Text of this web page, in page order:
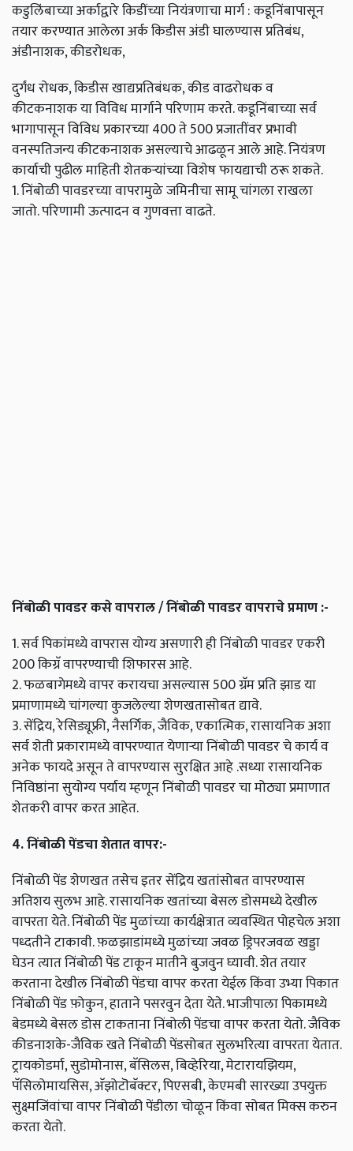
कडुलिंबाच्या अर्काद्वारे किडींच्या नियंत्रणाचा मार्ग : कडूनिंबापासून
तयार करण्यात आलेला अर्क किडीस अंडी घालण्यास प्रतिबंध,
अंडीनाशक, कीडरोधक,
दुर्गंध रोधक, किडीस खाद्यप्रतिबंधक, कीड वाढरोधक व
कीटकनाशक या विविध मार्गाने परिणाम करते. कडूनिंबाच्या सर्व
भागापासून विविध प्रकारच्या 400 ते 500 प्रजातींवर प्रभावी
वनस्पतिजन्य कीटकनाशक असल्याचे आढळून आले आहे. नियंत्रण
कार्याची पुढील माहिती शेतकर्‍यांच्या विशेष फायद्याची ठरू शकते.
1. निंबोळी पावडरच्या वापरामुळे जमिनीचा सामू चांगला राखला
जातो. परिणामी ऊत्पादन व गुणवत्ता वाढते.
निंबोळी पावडर कसे वापराल / निंबोळी पावडर वापराचे प्रमाण :-
1. सर्व पिकांमध्ये वापरास योग्य असणारी ही निंबोळी पावडर एकरी
200 किग्रॅ वापरण्याची शिफारस आहे.
2. फळबागेमध्ये वापर करायचा असल्यास 500 ग्रॅम प्रति झाड या
प्रमाणामध्ये चांगल्या कुजलेल्या शेणखतासोबत द्यावे.
3. सेंद्रिय, रेसिड्यूफ्री, नैसर्गिक, जैविक, एकात्मिक, रासायनिक अशा
सर्व शेती प्रकारामध्ये वापरण्यात येणाऱ्या निंबोळी पावडर चे कार्य व
अनेक फायदे असून ते वापरण्यास सुरक्षित आहे .सध्या रासायनिक
निविष्ठांना सुयोग्य पर्याय म्हणून निंबोळी पावडर चा मोठ्या प्रमाणात
शेतकरी वापर करत आहेत.
4. निंबोळी पेंडचा शेतात वापर:-
निंबोळी पेंड शेणखत तसेच इतर सेंद्रिय खतांसोबत वापरण्यास
अतिशय सुलभ आहे. रासायनिक खतांच्या बेसल डोसमध्ये देखील
वापरता येते. निंबोळी पेंड मुळांच्या कार्यक्षेत्रात व्यवस्थित पोहचेल अशा
पध्दतीने टाकावी. फ़ळझाडांमध्ये मुळांच्या जवळ ड्रिपरजवळ खड्डा
घेउन त्यात निंबोळी पेंड टाकून मातीने बुजवुन घ्यावी. शेत तयार
करताना देखील निंबोळी पेंडचा वापर करता येईल किंवा उभ्या पिकात
निंबोळी पेंड फ़ोकुन, हाताने पसरवुन देता येते. भाजीपाला पिकामध्ये
बेडमध्ये बेसल डोस टाकताना निंबोली पेंडचा वापर करता येतो. जैविक
कीडनाशके-जैविक खते निंबोळी पेंडसोबत सुलभरित्या वापरता येतात.
ट्रायकोडर्मा, सुडोमोनास, बॅसिलस, बिव्हेरिया, मेटारायझियम,
पॅसिलोमायसिस, अ‍ॅझोटॊबॅक्टर, पिएसबी, केएमबी सारख्या उपयुक्त
सुक्ष्मजिंवांचा वापर निंबोळी पेंडीला चोळून किंवा सोबत मिक्स करुन
करता येतो.